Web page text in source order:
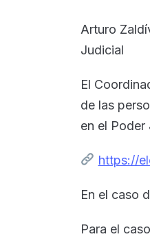
Arturo
Judicial
El
de las
en el
https://
En el caso
Para el